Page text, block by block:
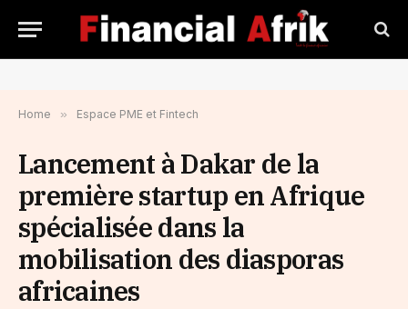
Home » Espace PME et Fintech
Lancement à Dakar de la
première startup en Afrique
spécialisée dans la
mobilisation des diasporas
africaines